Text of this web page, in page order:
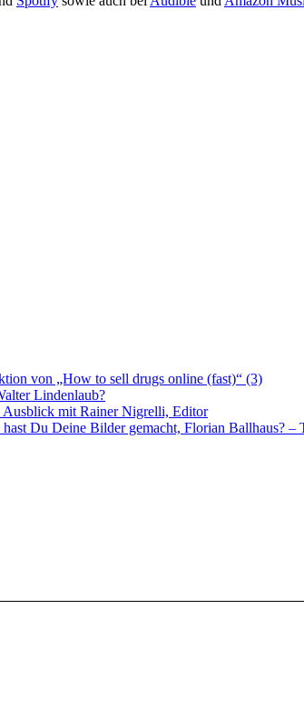
von „How to sell drugs online (fast)“ (3)
Lindenlaub?
mit Rainer Nigrelli, Editor
Du Deine Bilder gemacht, Florian Ballhaus? –